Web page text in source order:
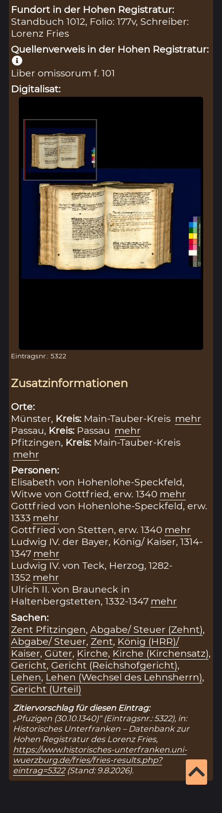
Fundort in der Hohen Registratur:
Standbuch 1012, Folio: 177v, Schreiber:
Lorenz Fries
Quellenverweis in der Hohen Registratur:
Liber omissorum f. 101
Digitalisat:
Eintragsnr.: 5322
Zusatzinformationen
Orte:
Münster, Kreis: Main-Tauber-Kreis mehr
Passau, Kreis: Passau mehr
Pfitzingen, Kreis: Main-Tauber-Kreis
mehr
Personen:
Elisabeth von Hohenlohe-Speckfeld,
Witwe von Gottfried, erw. 1340 mehr
Gottfried von Hohenlohe-Speckfeld, erw.
1333 mehr
Gottfried von Stetten, erw. 1340 mehr
Ludwig IV. der Bayer, König/ Kaiser, 1314-
1347 mehr
Ludwig IV. von Teck, Herzog, 1282-
1352 mehr
Ulrich II. von Brauneck in
Haltenbergstetten, 1332-1347 mehr
Sachen:
Zent Pfitzingen,Abgabe/ Steuer (Zehnt),
Abgabe/ Steuer, Zent, König (HRR)/
Kaiser, Güter, Kirche, Kirche (Kirchensatz),
Gericht, Gericht (Reichshofgericht),
Lehen, Lehen (Wechsel des Lehnsherrn),
Gericht (Urteil)
Zitiervorschlag für diesen Eintrag:
„Pfuzigen (30.10.1340)“ (Eintragsnr.: 5322), in:
Historisches Unterfranken – Datenbank zur
Hohen Registratur des Lorenz Fries,
https://www.historisches-unterfranken.uni-
wuerzburg.de/fries/fries-results.php?
eintrag=5322(Stand: 9.8.2026).